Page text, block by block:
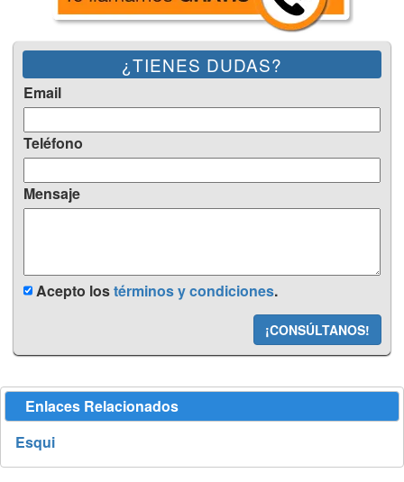
¿TIENES DUDAS?
Email
Teléfono
Mensaje
Acepto lostérminos y condiciones.
¡CONSÚLTANOS!
Enlaces Relacionados
Esqui